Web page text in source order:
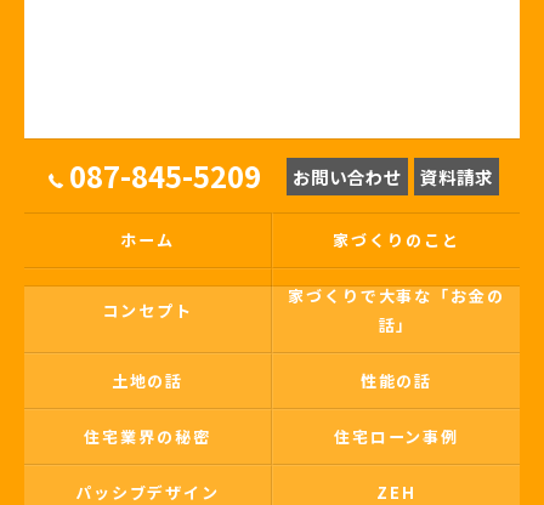
087-845-5209 お問い合わせ 資料請求
ホーム 家づくりのこと
コンセプト
家づくりで大事な「お金の
話」
土地の話 性能の話
住宅業界の秘密 住宅ローン事例
パッシブデザイン ZEH